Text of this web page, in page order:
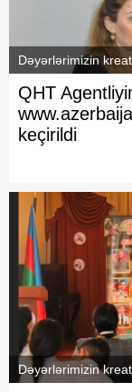
Müsahibə
Şou biznes
Maraqlı
Reportaj
Qarabag Zəfəri
Dəyərlərimizin
QHT
keçirildi
Dəyərlərimizin